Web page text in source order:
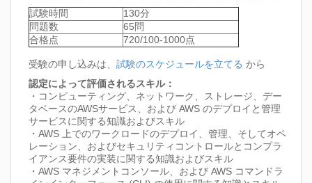
試験時間
130分
問題数
65問
合格点
720/100-1000点
受験の申し込みは、 試験のスケジュールを立てる から
認定によって評価されるスキル：
・コンピューティング、ネットワーク、ストレージ、デー
タベースのAWSサービス、および AWS のデプロイと管理
サービスに関する知識およびスキル
・AWS 上でのワークロードのデプロイ、管理、そしてオペ
レーション、およびセキュリティコントロールとコンプラ
イアンス要件の実装に関する知識およびスキル
・AWS マネジメントコンソール、および AWS コマンドラ